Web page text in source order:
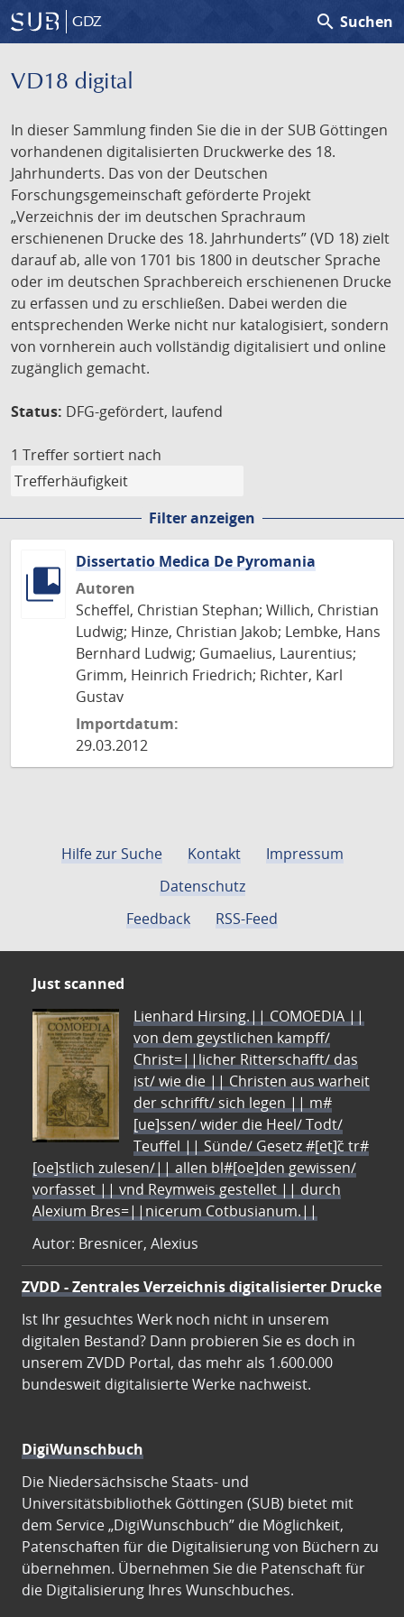
GDZ search Suchen
VD18 digital
In dieser Sammlung finden Sie die in der SUB Göttingen
vorhandenen digitalisierten Druckwerke des 18.
Jahrhunderts. Das von der Deutschen
Forschungsgemeinschaft geförderte Projekt
„Verzeichnis der im deutschen Sprachraum
erschienenen Drucke des 18. Jahrhunderts” (VD 18) zielt
darauf ab, alle von 1701 bis 1800 in deutscher Sprache
oder im deutschen Sprachbereich erschienenen Drucke
zu erfassen und zu erschließen. Dabei werden die
entsprechenden Werke nicht nur katalogisiert, sondern
von vornherein auch vollständig digitalisiert und online
zugänglich gemacht.
Status: DFG-gefördert, laufend
1 Treffer sortiert nach
Filter anzeigen
Dissertatio Medica De Pyromania
Autoren
Scheffel, Christian Stephan; Willich, Christian
Ludwig; Hinze, Christian Jakob; Lembke, Hans
Bernhard Ludwig; Gumaelius, Laurentius;
Grimm, Heinrich Friedrich; Richter, Karl
Gustav
Importdatum:
29.03.2012
Hilfe zur Suche Kontakt
Impressum
Datenschutz
Feedback
RSS-Feed
Just scanned
Lienhard Hirsing.|| COMOEDIA ||
von dem geystlichen kampff/
Christ=||licher Ritterschafft/ das
ist/ wie die || Christen aus warheit
der schrifft/ sich legen || m#
[ue]ssen/ wider die Heel/ Todt/
Teuffel || Sünde/ Gesetz #[et]c̃ tr#
[oe]stlich zulesen/|| allen bl#[oe]den gewissen/
vorfasset || vnd Reymweis gestellet || durch
Alexium Bres=||nicerum Cotbusianum.||
Autor: Bresnicer, Alexius
ZVDD - Zentrales Verzeichnis digitalisierter Drucke
Ist Ihr gesuchtes Werk noch nicht in unserem
digitalen Bestand? Dann probieren Sie es doch in
unserem ZVDD Portal, das mehr als 1.600.000
bundesweit digitalisierte Werke nachweist.
DigiWunschbuch
Die Niedersächsische Staats- und
Universitätsbibliothek Göttingen (SUB) bietet mit
dem Service „DigiWunschbuch” die Möglichkeit,
Patenschaften für die Digitalisierung von Büchern zu
übernehmen. Übernehmen Sie die Patenschaft für
die Digitalisierung Ihres Wunschbuches.